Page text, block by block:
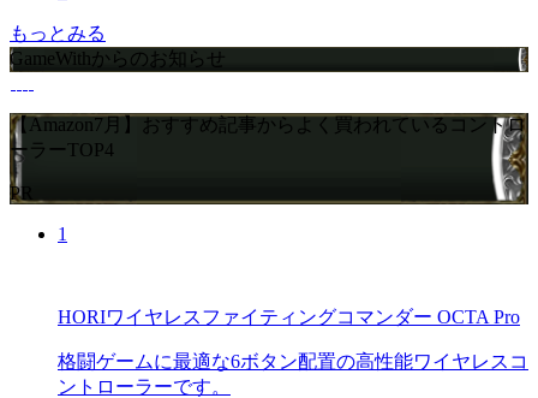
もっとみる
GameWithからのお知らせ
【Amazon7月】おすすめ記事からよく買われているコントロ
ーラーTOP4
PR
1
HORIワイヤレスファイティングコマンダー OCTA Pro
格闘ゲームに最適な6ボタン配置の高性能ワイヤレスコ
ントローラーです。